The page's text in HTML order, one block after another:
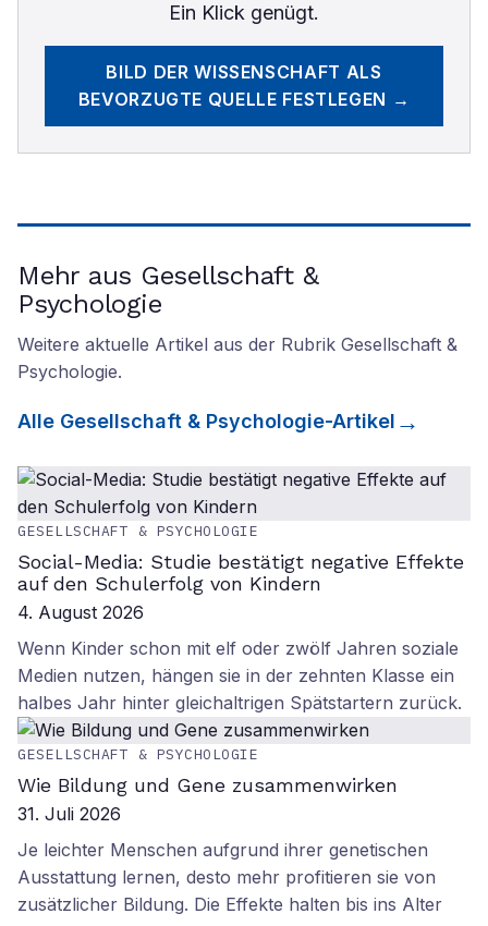
Ein Klick genügt.
BILD DER WISSENSCHAFT ALS
BEVORZUGTE QUELLE FESTLEGEN →
Mehr aus Gesellschaft &
Psychologie
Weitere aktuelle Artikel aus der Rubrik Gesellschaft &
Psychologie.
Alle Gesellschaft & Psychologie-Artikel
GESELLSCHAFT & PSYCHOLOGIE
Social-Media: Studie bestätigt negative Effekte
auf den Schulerfolg von Kindern
4. August 2026
Wenn Kinder schon mit elf oder zwölf Jahren soziale
Medien nutzen, hängen sie in der zehnten Klasse ein
halbes Jahr hinter gleichaltrigen Spätstartern zurück.
GESELLSCHAFT & PSYCHOLOGIE
Wie Bildung und Gene zusammenwirken
31. Juli 2026
Je leichter Menschen aufgrund ihrer genetischen
Ausstattung lernen, desto mehr profitieren sie von
zusätzlicher Bildung. Die Effekte halten bis ins Alter